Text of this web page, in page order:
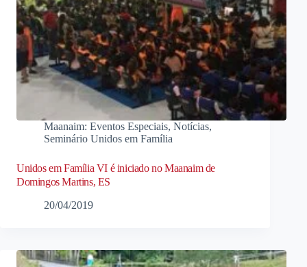
Maanaim: Eventos Especiais, Notícias,
Seminário Unidos em Família
Unidos em Família VI é iniciado no Maanaim de
Domingos Martins, ES
20/04/2019